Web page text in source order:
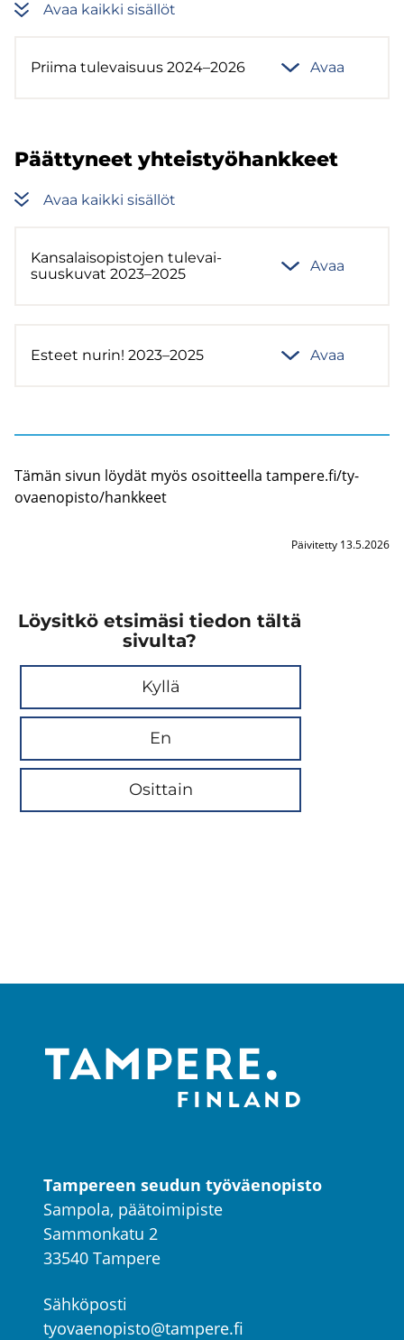
Avaa kaik­ki si­säl­löt
Prii­ma tu­le­vai­suus 2024–2026 Avaa
Päät­ty­neet yh­teis­työ­hank­keet
Avaa kaik­ki si­säl­löt
Kan­sa­lais­opis­to­jen tu­le­vai­
suus­ku­vat 2023–2025
Avaa
Es­teet nurin! 2023–2025 Avaa
Tämän sivun löy­dät myös osoit­teel­la tam­pe­re.fi/ty­
ovaen­opis­to/hank­keet
Päivitetty 13.5.2026
Löysitkö etsimäsi tiedon tältä
sivulta?
Kyllä
En
Osittain
Tampereen seudun työväenopisto
Sampola, päätoimipiste
Sammonkatu 2
33540 Tampere
Sähköposti
tyovaenopisto@tampere.fi